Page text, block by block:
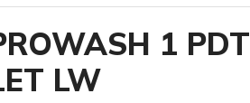
1 PDT
LW